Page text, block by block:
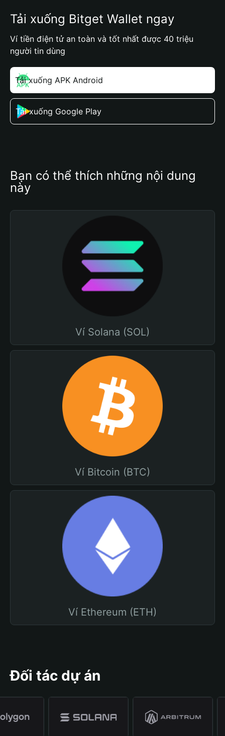
Tải xuống Bitget Wallet ngay
Ví tiền điện tử an toàn và tốt nhất được 40 triệu
người tin dùng
Tải xuống APK Android
Tải xuống Google Play
Bạn có thể thích những nội dung
này
Ví Solana (SOL)
Ví Bitcoin (BTC)
Ví Ethereum (ETH)
Đối tác dự án